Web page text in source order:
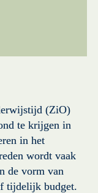
(ZiO)
te krijgen in
in het
wordt vaak
de vorm van
tijdelijk budget.